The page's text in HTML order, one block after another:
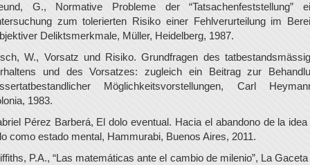
G., Normative Probleme der “Tatsachenfeststellung”
zum tolerierten Risiko einer Fehlverurteilung im
Deliktsmerkmale, Müller, Heidelberg, 1987.
W., Vorsatz und Risiko. Grundfragen des
und des Vorsatzes: zugleich ein Beitrag zur
Möglichkeitsvorstellungen, Carl
1983.
Pérez Barberá, El dolo eventual. Hacia el abandono de la idea
como estado mental, Hammurabi, Buenos Aires, 2011.
P.A., “Las matemáticas ante el cambio de milenio”, La Gaceta